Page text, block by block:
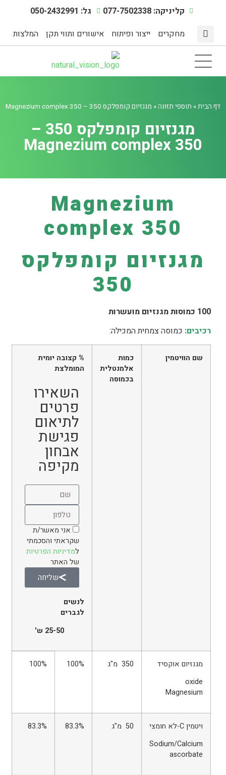
קליניקה: 077-7502338
גל: 050-2432991
מחקרים
ייצור ופיתוח אישורים ותווי תקן המלצות
דף הבית» תוספי תזונה» מגנזיום קומפלקס 350 – Magnezium complex 350
מגנזיום קומפלקס 350 –
Magnezium complex 350
Magnezium
complex 350
מגנזיום קומפלקס
350
100 כמוסות מגנזיום מועשרות
רכיבים: כמוסה צמחית המכילה:
שם הוויטמין
כמות
אלמנטלית
בכמוסה
% קצובה יומית
המומלצת
השאירו
פרטים
לתיאום
פגישת
אבחון
מקיפה
אני מאשר/ת
שקראתי והסכמתי
למדיניות הפרטיות
של האתר
שליחה
לנשים
לגברים
מגנזיום אוקסיד
oxide
Magnesium
350 מ"ג 100%
100%
ויטמין C-לא חומצי
Sodium/Calcium
ascorbate
50 מ"ג 83.3%
83.3%